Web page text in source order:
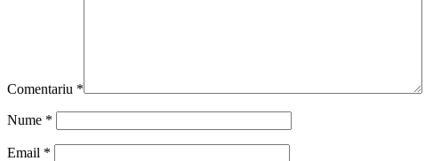
Comentariu *
Nume *
Email *